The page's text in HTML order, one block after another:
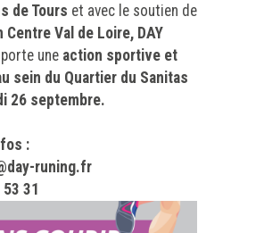
de Tours et avec le soutien de
Centre Val de Loire, DAY
porte une action sportive et
sein du Quartier du Sanitas
26 septembre.
:
runing.fr
31